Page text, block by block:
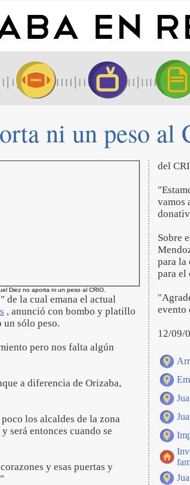
ni un peso al
Diez no aporta ni un peso al CRIO.
de la cual emana el actual
, anunció con bombo y platillo
un sólo peso.
pero nos falta algún
a diferencia de Orizaba,
los alcaldes de la zona
será entonces cuando se
y esas puertas y
del
vamos
Sobre
para la
para el
evento
12/09/